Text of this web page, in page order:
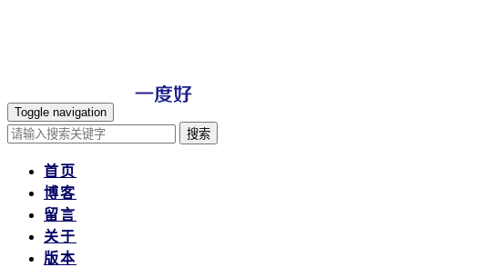
Toggle navigation
搜索
首页
博客
留言
关于
版本